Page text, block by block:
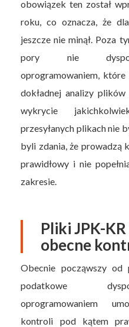
obowiązek ten został
roku, co oznacza, że
jeszcze nie minął. Poza
pory nie
oprogramowaniem,
dokładnej analizy
wykrycie
przesyłanych plikach nie
byli zdania, że prowadzą
prawidłowy i nie
zakresie.
Pliki JPK-
obecne
Obecnie począwszy od
podatkowe
oprogramowaniem
kontroli pod kątem